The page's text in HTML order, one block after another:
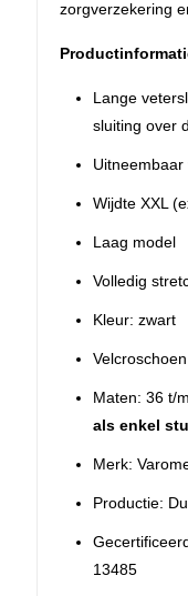
zorgverzekering
Lange
sluiting over
Uitneembaar
Wijdte XXL
Laag model
Volledig
Kleur: zwart
Maten: 36 t/
als enkel
Merk:
Productie:
13485